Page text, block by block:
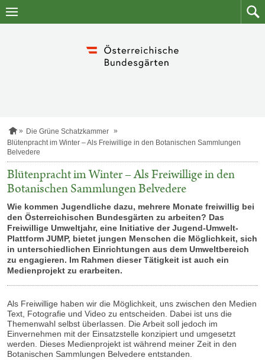
Zum
Zum
S
t
a
t
s
e
t
e
Die Grüne Schatzkammer
Blütenpracht im Winter – Als Freiwillige in den Botanischen Sammlungen
Belvedere
Blütenpracht im Winter – Als Freiwillige in den
Botanischen Sammlungen Belvedere
Wie kommen Jugendliche dazu, mehrere Monate freiwillig bei
den Österreichischen Bundesgärten zu arbeiten? Das
Freiwillige Umweltjahr, eine Initiative der Jugend-Umwelt-
Plattform JUMP, bietet jungen Menschen die Möglichkeit, sich
in unterschiedlichen Einrichtungen aus dem Umweltbereich
zu engagieren. Im Rahmen dieser Tätigkeit ist auch ein
Medienprojekt zu erarbeiten.
Als Freiwillige haben wir die Möglichkeit, uns zwischen den Medien
Text, Fotografie und Video zu entscheiden. Dabei ist uns die
Themenwahl selbst überlassen. Die Arbeit soll jedoch im
Einvernehmen mit der Einsatzstelle konzipiert und umgesetzt
werden. Dieses Medienprojekt ist während meiner Zeit in den
Botanischen Sammlungen Belvedere entstanden.